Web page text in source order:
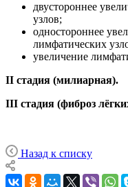
двустороннее
узлов;
одностороннее
лимфатических
увеличение
II стадия (милиарная).
III стадия (фиброз
Назад к списку